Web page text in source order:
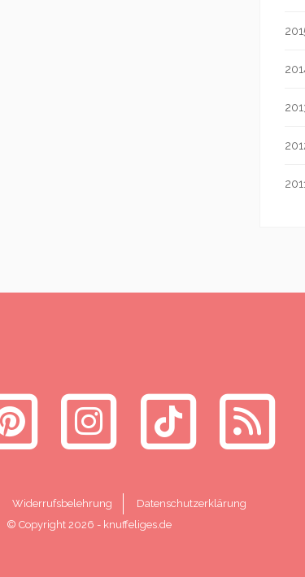
Widerrufsbelehrung
Datenschutzerklärung
© Copyright 2026 - knuffeliges.de